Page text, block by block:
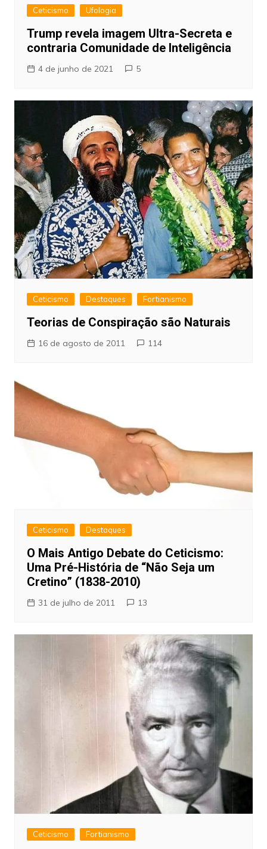
Ceticismo Ufologia
Trump revela imagem Ultra-Secreta e
contraria Comunidade de Inteligência
4 de junho de 2021 5
Ceticismo Destaques Fortianismo
Teorias de Conspiração são Naturais
16 de agosto de 2011 114
Ceticismo Destaques
O Mais Antigo Debate do Ceticismo:
Uma Pré-História de “Não Seja um
Cretino” (1838-2010)
31 de julho de 2011 13
Ceticismo Fortianismo